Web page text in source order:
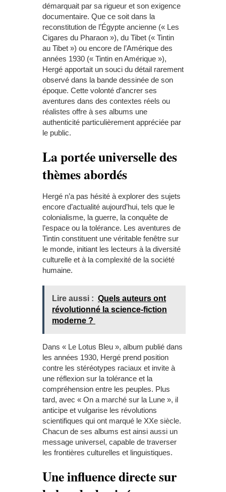
démarquait par sa rigueur et son exigence
documentaire. Que ce soit dans la
reconstitution de l’Égypte ancienne (« Les
Cigares du Pharaon »), du Tibet (« Tintin
au Tibet ») ou encore de l’Amérique des
années 1930 (« Tintin en Amérique »),
Hergé apportait un souci du détail rarement
observé dans la bande dessinée de son
époque. Cette volonté d’ancrer ses
aventures dans des contextes réels ou
réalistes offre à ses albums une
authenticité particulièrement appréciée par
le public.
La portée universelle des
thèmes abordés
Hergé n’a pas hésité à explorer des sujets
encore d’actualité aujourd’hui, tels que le
colonialisme, la guerre, la conquête de
l’espace ou la tolérance. Les aventures de
Tintin constituent une véritable fenêtre sur
le monde, initiant les lecteurs à la diversité
culturelle et à la complexité de la société
humaine.
Lire aussi : Quels auteurs ont
révolutionné la science-fiction
moderne ?
Dans « Le Lotus Bleu », album publié dans
les années 1930, Hergé prend position
contre les stéréotypes raciaux et invite à
une réflexion sur la tolérance et la
compréhension entre les peuples. Plus
tard, avec « On a marché sur la Lune », il
anticipe et vulgarise les révolutions
scientifiques qui ont marqué le XXe siècle.
Chacun de ses albums est ainsi aussi un
message universel, capable de traverser
les frontières culturelles et linguistiques.
Une influence directe sur